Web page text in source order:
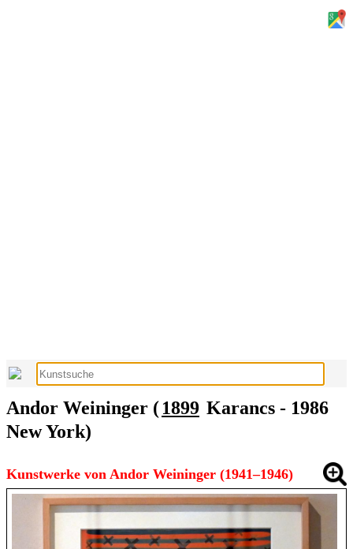
Andor Weininger (1899 Karancs - 1986
New York)
Kunstwerke von Andor Weininger (1941–1946)